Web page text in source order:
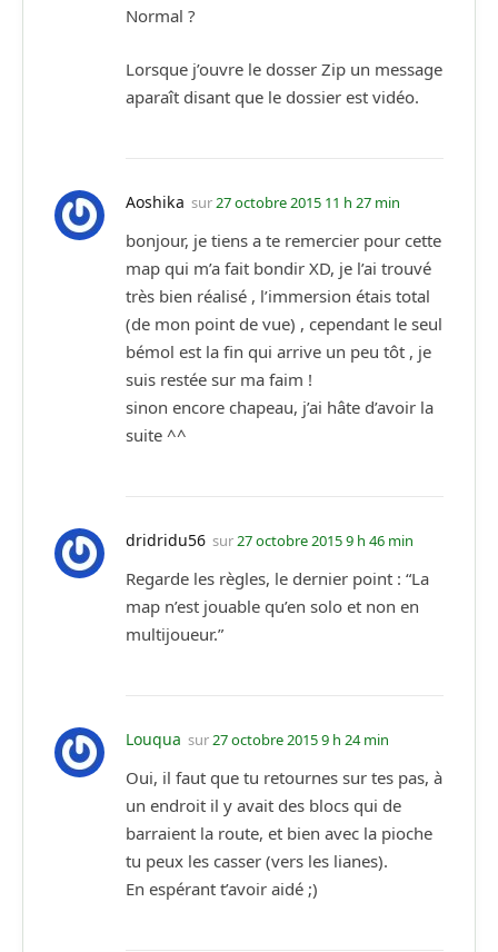
Normal ?
Lorsque j’ouvre le dosser Zip un message
aparaît disant que le dossier est vidéo.
Aoshika sur27 octobre 2015 11 h 27 min
bonjour, je tiens a te remercier pour cette
map qui m’a fait bondir XD, je l’ai trouvé
très bien réalisé , l’immersion étais total
(de mon point de vue) , cependant le seul
bémol est la fin qui arrive un peu tôt , je
suis restée sur ma faim !
sinon encore chapeau, j’ai hâte d’avoir la
suite ^^
dridridu56 sur27 octobre 2015 9 h 46 min
Regarde les règles, le dernier point : “La
map n’est jouable qu’en solo et non en
multijoueur.”
Louqua sur27 octobre 2015 9 h 24 min
Oui, il faut que tu retournes sur tes pas, à
un endroit il y avait des blocs qui de
barraient la route, et bien avec la pioche
tu peux les casser (vers les lianes).
En espérant t’avoir aidé ;)